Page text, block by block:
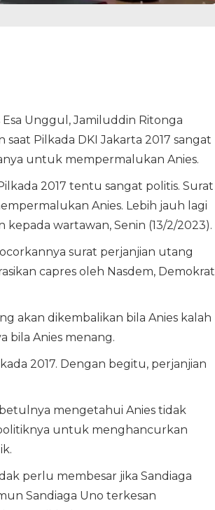
Unggul, Jamiluddin Ritonga
saat Pilkada DKI Jakarta 2017 sangat
untuk mempermalukan Anies.
2017 tentu sangat politis. Surat
Anies. Lebih jauh lagi
wartawan, Senin (13/2/2023).
surat perjanjian utang
capres oleh Nasdem, Demokrat
akan dikembalikan bila Anies kalah
bila Anies menang.
2017. Dengan begitu, perjanjian
mengetahui Anies tidak
untuk menghancurkan
perlu membesar jika Sandiaga
Sandiaga Uno terkesan